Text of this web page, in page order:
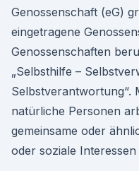
Genossenschaft (eG)
eingetragene
Genossenschaften
„Selbsthilfe –
Selbstverantwortung“.
natürliche Personen
gemeinsame oder
oder soziale